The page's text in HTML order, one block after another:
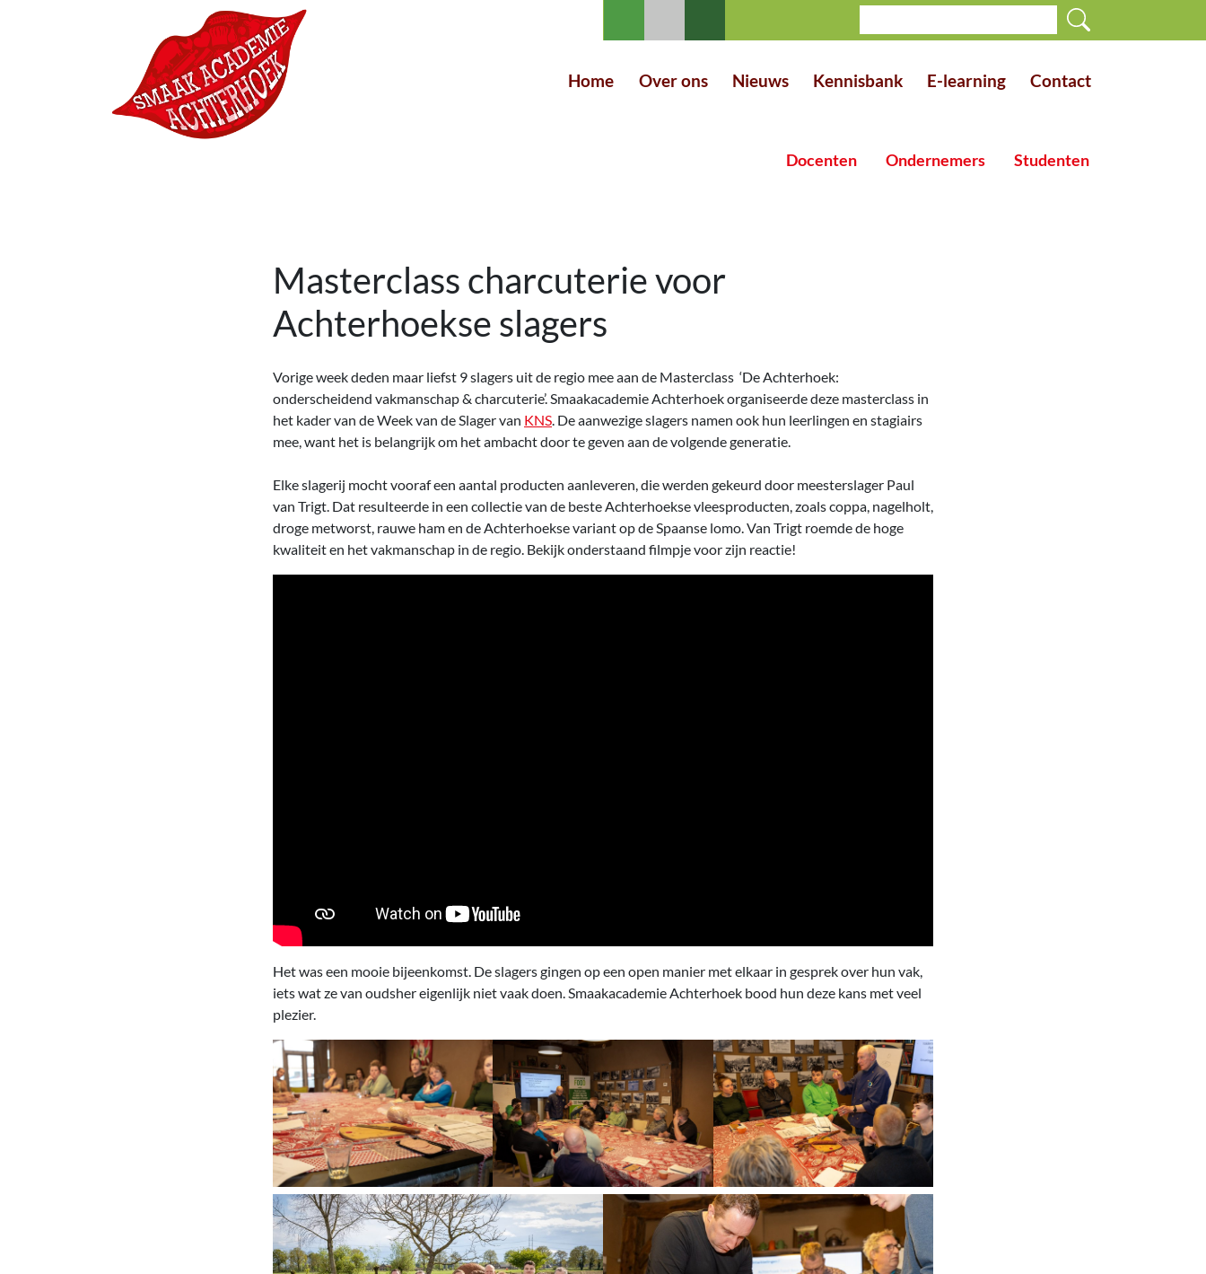
Hoofdnavigatie Home Over ons Nieuws Kennisbank E-learning Contact
Docenten Ondernemers Studenten
Masterclass charcuterie voor
Achterhoekse slagers
Vorige week deden maar liefst 9 slagers uit de regio mee aan de Masterclass ‘De Achterhoek:
onderscheidend vakmanschap & charcuterie’. Smaakacademie Achterhoek organiseerde deze masterclass in
het kader van de Week van de Slager van KNS. De aanwezige slagers namen ook hun leerlingen en stagiairs
mee, want het is belangrijk om het ambacht door te geven aan de volgende generatie.
Elke slagerij mocht vooraf een aantal producten aanleveren, die werden gekeurd door meesterslager Paul
van Trigt. Dat resulteerde in een collectie van de beste Achterhoekse vleesproducten, zoals coppa, nagelholt,
droge metworst, rauwe ham en de Achterhoekse variant op de Spaanse lomo. Van Trigt roemde de hoge
kwaliteit en het vakmanschap in de regio. Bekijk onderstaand filmpje voor zijn reactie!
Het was een mooie bijeenkomst. De slagers gingen op een open manier met elkaar in gesprek over hun vak,
iets wat ze van oudsher eigenlijk niet vaak doen. Smaakacademie Achterhoek bood hun deze kans met veel
plezier.